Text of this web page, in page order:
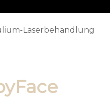
Laserbehandlung